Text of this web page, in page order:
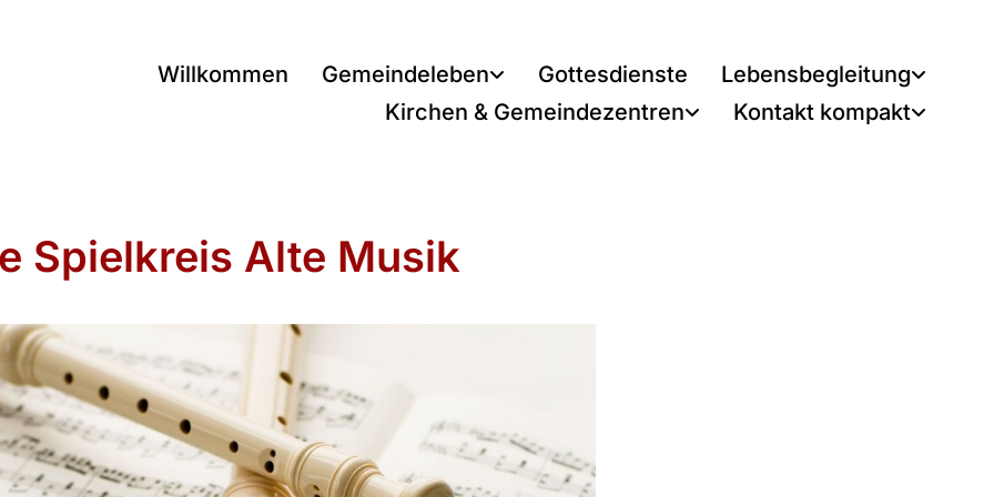
Willkommen Gemeindeleben Gottesdienste
Lebensbegleitung
Kirchen & Gemeindezentren
Kontakt kompakt
Spielkreis Alte Musik